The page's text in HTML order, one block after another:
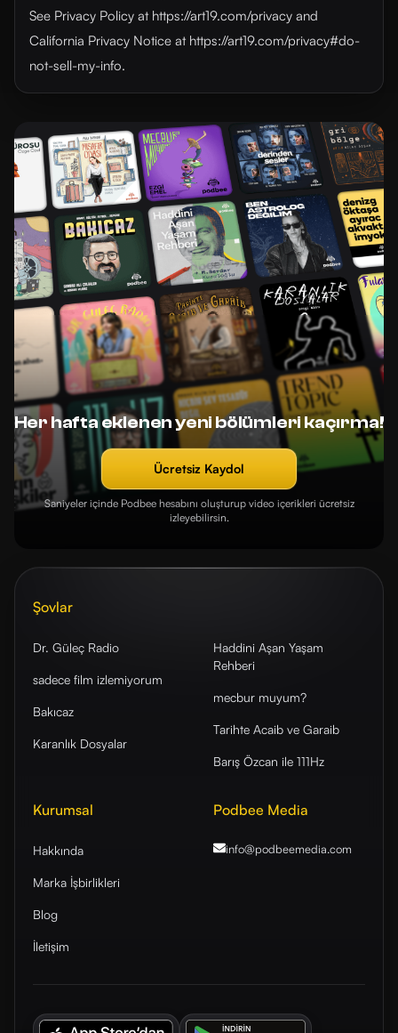
See Privacy Policy at https://art19.com/privacy and
California Privacy Notice at https://art19.com/privacy#do-
not-sell-my-info.
Her hafta eklenen yeni bölümleri kaçırma!
Ücretsiz Kaydol
Saniyeler içinde Podbee hesabını oluşturup video içerikleri ücretsiz
izleyebilirsin.
Şovlar
Dr. Güleç Radio
sadece film izlemiyorum
Bakıcaz
Karanlık Dosyalar
Haddini Aşan Yaşam
Rehberi
mecbur muyum?
Tarihte Acaib ve Garaib
Barış Özcan ile 111Hz
Kurumsal
Hakkında
Marka İşbirlikleri
Blog
İletişim
Podbee Media
info@podbeemedia.com